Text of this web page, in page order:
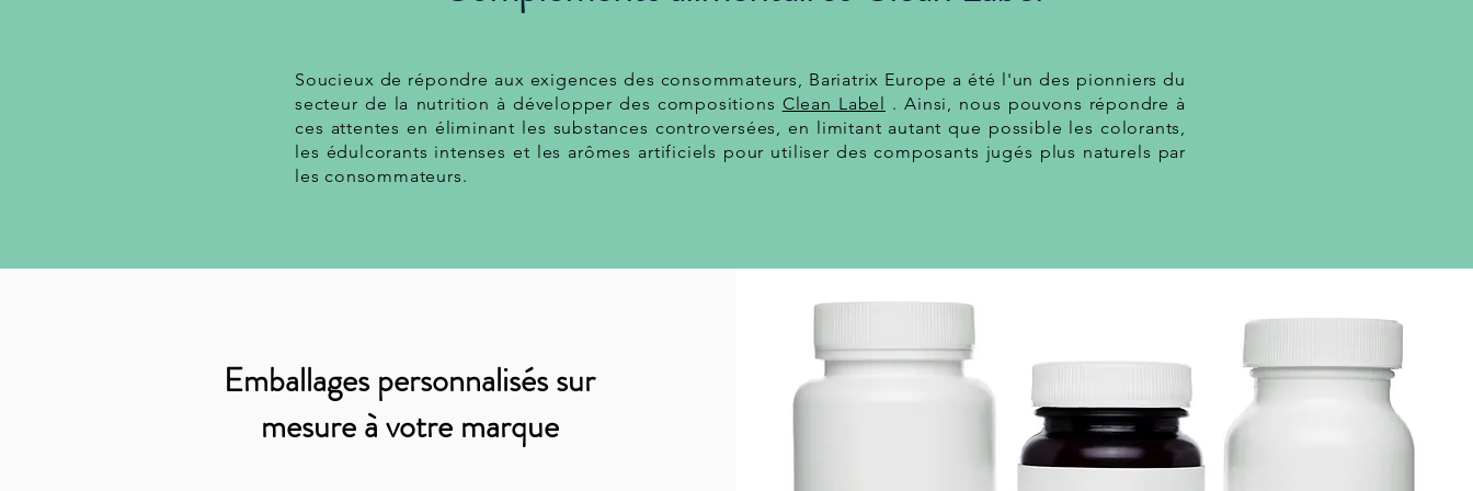
Soucieux de répondre aux exigences des consommateurs, Bariatrix Europe a été l'un des pionniers du
secteur de la nutrition à développer des compositions Clean Label . Ainsi, nous pouvons répondre à
ces attentes en éliminant les substances controversées, en limitant autant que possible les colorants,
les édulcorants intenses et les arômes artificiels pour utiliser des composants jugés plus naturels par
les consommateurs.
Emballages personnalisés sur
mesure à votre marque